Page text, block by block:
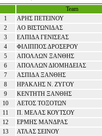
Team
1
ΑΡΗΣ ΠΕΤΕΙΝΟΥ
2
ΑΟ ΒΙΣΤΩΝΙΔΑΣ
3
ΕΛΠΙΔΑ ΓΕΝΙΣΕΑΣ
4
ΦΙΛΙΠΠΟΣ ΔΡΟΣΕΡΟΥ
5
ΑΠΟΛΛΩΝ ΞΑΝΘΗΣ
6
ΑΠΟΛΛΩΝ ΔΙΟΜΗΔΕΙΑΣ
7
ΑΣΠΙΔΑ ΞΑΝΘΗΣ
8
ΗΡΑΚΛΗΣ Ν. ΖΥΓΟΥ
9
ΚΕΝΤΗΤΗ ΞΑΝΘΗΣ
10
ΑΕΤΟΣ ΤΟΞΟΤΩΝ
11
Π. ΜΕΛΑΣ ΚΟΥΤΣΟΥ
12
ΕΡΜΗΣ ΜΑΝΔΡΑΣ
13
ΑΤΛΑΣ ΣΕΙΝΟΥ